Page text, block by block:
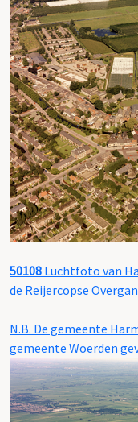
50108 Luchtfoto van
de Reijercopse
N.B. De gemeente
gemeente Woerden